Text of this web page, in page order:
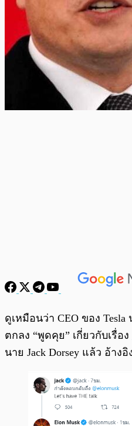
พร้อมเล่น
ดูเหมือนว่า CEO ของ
ตกลง “พูดคุย” เกี่ยวกับเรื่อง
นาย Jack Dorsey แล้ว อ้าง